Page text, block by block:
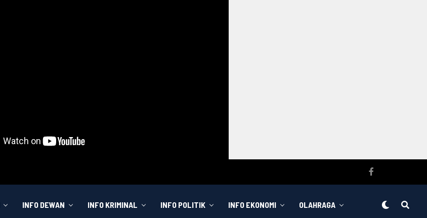
INFO DEWAN INFO KRIMINAL INFO POLITIK INFO EKONOMI OLAHRAGA